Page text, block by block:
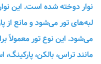
نوار دوخته شده است. این
لبه‌های تور می‌شود و مانع از
می‌شود. این نوع تور معمولاً
مانند تراس، بالکن،